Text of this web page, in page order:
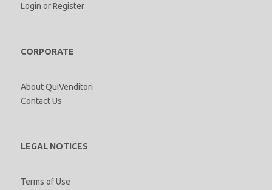
Login orRegister
CORPORATE
About QuiVenditori
Contact Us
LEGAL NOTICES
Terms of Use